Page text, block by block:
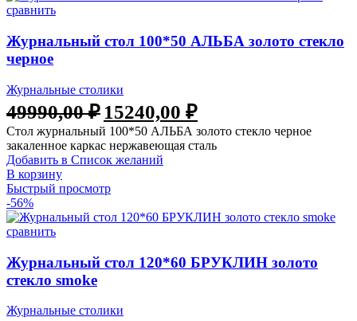
сравнить
Журнальный стол 100*50 АЛЬБА золото стекло
черное
Журнальные столики
49990,00₽ 15240,00 ₽
Стол журнальный 100*50 АЛЬБА золото стекло черное
закаленное каркас нержавеющая сталь
Добавить в Список желаний
В корзину
Быстрый просмотр
-56%
сравнить
Журнальный стол 120*60 БРУКЛИН золото
стекло smoke
Журнальные столики